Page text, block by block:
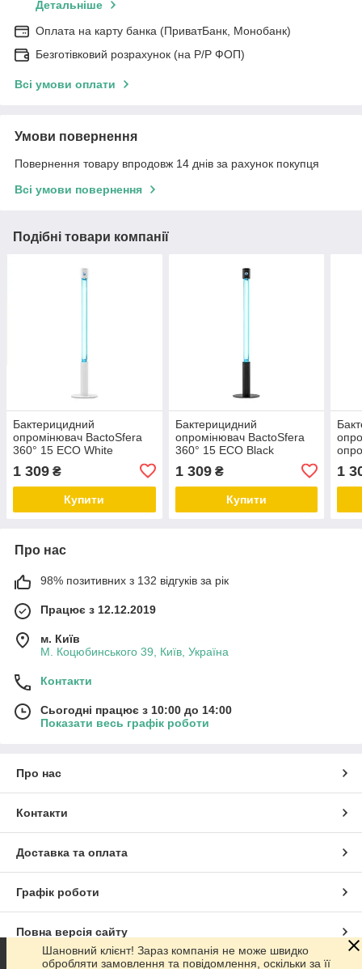
Детальніше
Оплата на карту банка (ПриватБанк, Монобанк)
Безготівковий розрахунок (на Р/Р ФОП)
Всі умови оплати
Умови повернення
Повернення товару впродовж 14 днів за рахунок покупця
Всі умови повернення
Подібні товари компанії
Бактерицидний
опромінювач BactoSfera
360° 15 ECO White
б'ється)
1 309 ₴
Купити
Бактерицидний
опромінювач BactoSfera
360° 15 ECO Black
б'ється)
1 309₴
Купити
1
Про нас
98% позитивних з 132 відгуків за рік
Працює з 12.12.2019
м. Київ
М. Коцюбинського 39, Київ, Україна
Контакти
Сьогодні працює з 10:00 до 14:00
Показати весь графік роботи
Про нас
Контакти
Доставка та оплата
Графік роботи
Повна версія сайту
Шановний клієнт! Зараз компанія не може швидко
обробляти замовлення та повідомлення, оскільки за її